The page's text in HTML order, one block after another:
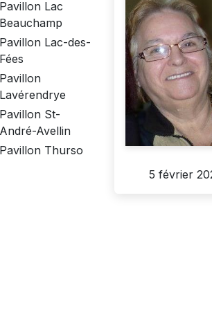
Pavillon Lac
Beauchamp
Pavillon Lac-des-
Fées
Pavillon
Lavérendrye
Pavillon St-
André-Avellin
Pavillon Thurso
5 février